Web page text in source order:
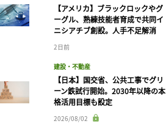
【アメリカ】ブラックロックやグ
ーグル、熟練技能者育成で共同イ
ニシアチブ創設。人手不足解消
2日前
建設・不動産
【日本】国交省、公共工事でグリ
ーン鉄試行開始。2030年以降の本
格活用目標も設定
2026/08/02